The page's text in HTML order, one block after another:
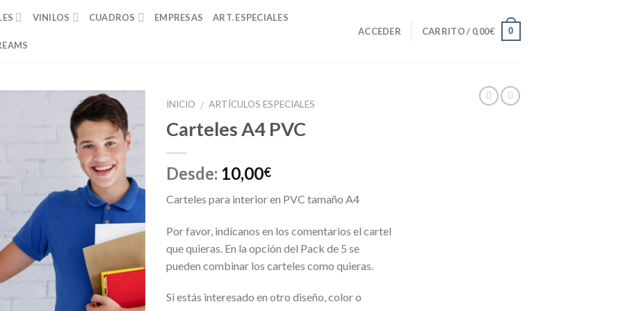
VINILOS CUADROS EMPRESAS ART. ESPECIALES
ACCEDER CARRITO / 0,00€ 0
Añadir
a la
lista de
deseos
INICIO / ARTÍCULOS ESPECIALES
Carteles A4 PVC
Desde: 10,00€
Carteles para interior en PVC tamaño A4
Por favor, indícanos en los comentarios el cartel
que quieras. En la opción del Pack de 5 se
pueden combinar los carteles como quieras.
Si estás interesado en otro diseño, color o